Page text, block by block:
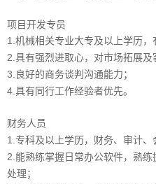
项目开发专员
1.机械相关专业大专及以上学历，
2.具有强烈进取心，对市场拓展及
3.良好的商务谈判沟通能力；
4.具有同行工作经验者优先。
财务人员
1.专科及以上学历，财务、审计、
2.能熟练掌握日常办公软件，熟
处理；